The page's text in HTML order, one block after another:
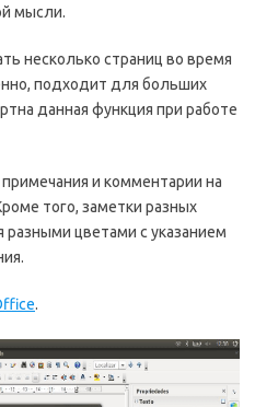
мысли.
несколько страниц во время
подходит для больших
данная функция при работе
и комментарии на
того, заметки разных
цветами с указанием
.